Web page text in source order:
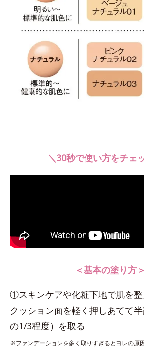
＼30秒で使い方をチェ
＜基本の塗り方＞
①スキンケアや化粧下地で肌を
クッション面を軽く押しあてて
の1/3程度）を取る
※ファンデーションを多く取りすぎるとヨレの原